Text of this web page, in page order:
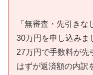
「無審査・先引き
30万円を申し込みま
27万円で手数料が先
はずが返済額の内訳